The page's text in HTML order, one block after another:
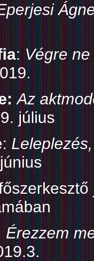
:Végre
Az
július
Érezzem